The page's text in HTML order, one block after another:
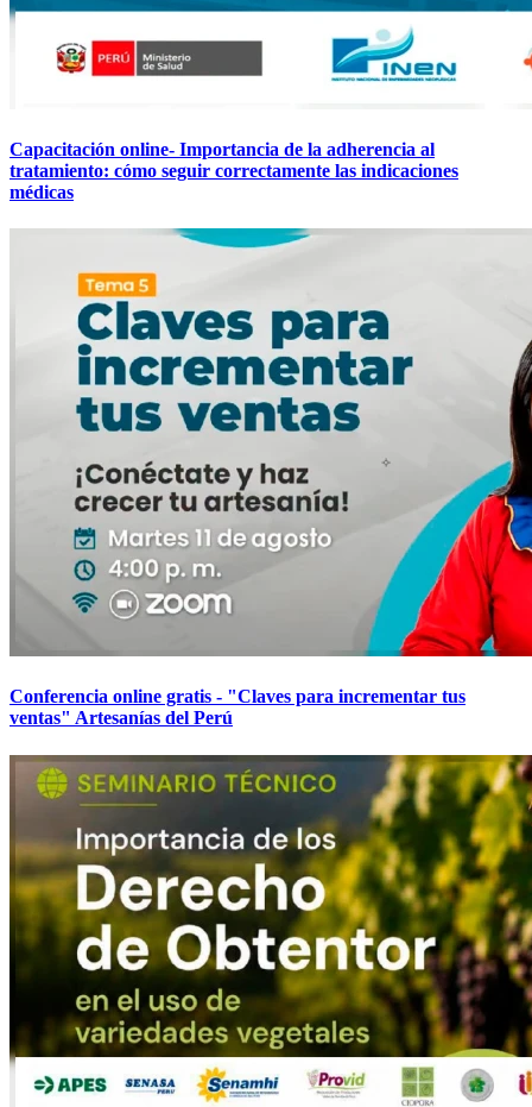
Capacitación online- Importancia de la adherencia al
tratamiento: cómo seguir correctamente las indicaciones
médicas
Conferencia online gratis - "Claves para incrementar tus
ventas" Artesanías del Perú